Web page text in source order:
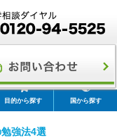
目的から探す 国から探す
強法4選